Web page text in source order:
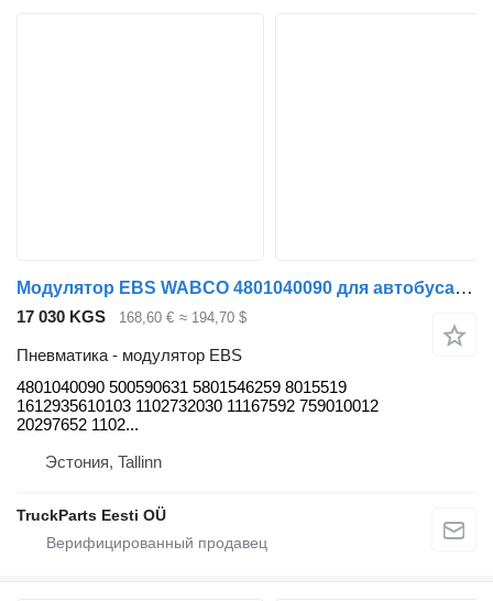
Модулятор EBS WABCO 4801040090 для автобуса Solaris Urbino, Alpino, Vacanza (1999-)
17 030 KGS 168,60 € ≈ 194,70 $
Пневматика - модулятор EBS
4801040090 500590631 5801546259 8015519
1612935610103 1102732030 11167592 759010012
20297652 1102...
Эстония, Tallinn
TruckParts Eesti OÜ